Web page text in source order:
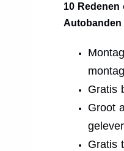
10 Redenen
Gratis
Groot
Gratis